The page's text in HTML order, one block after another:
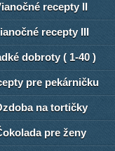
recepty II
recepty III
dobroty ( 1-40 )
pre pekárničku
na tortičky
pre ženy